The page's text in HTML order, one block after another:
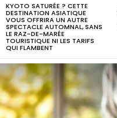
KYOTO SATURÉE ? CETTE
DESTINATION ASIATIQUE
VOUS OFFRIRA UN AUTRE
SPECTACLE AUTOMNAL, SANS
LE RAZ-DE-MARÉE
TOURISTIQUE NI LES TARIFS
QUI FLAMBENT